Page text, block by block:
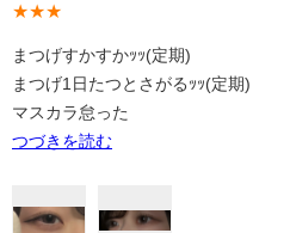
★★★
まつげすかすかｯｯ(定期)
まつげ1日たつとさがるｯｯ(定期)
マスカラ怠った
つづきを読む